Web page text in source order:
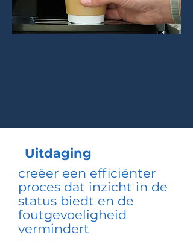
Uitdaging
creëer een efficiënter
proces dat inzicht in de
status biedt en de
foutgevoeligheid
vermindert